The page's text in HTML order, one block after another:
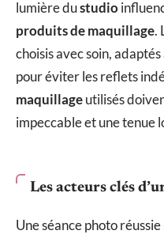
lumière dustudio
produits de maquillage.
choisis avec soin,
pour éviter les reflets
maquillageutilisés
impeccable et une tenue
Les acteurs clés
Une séance photo